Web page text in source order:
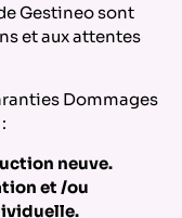
Gestineo sont
et aux attentes
Dommages
neuve.
et /ou